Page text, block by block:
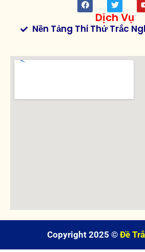
Dịch Vụ
Nền Tảng Thi Thử Trắc
Copyright 2025 © Đề